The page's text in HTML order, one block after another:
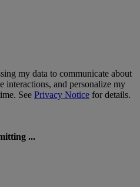
my data to communicate about
interactions, and personalize my
See Privacy Notice for details.
...